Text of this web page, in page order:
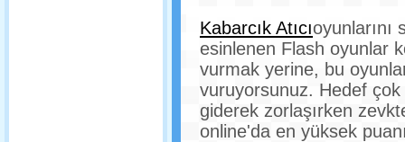
Kabarcık Atıcıoyunlarını
esinlenen Flash oyunlar
vurmak yerine, bu
vuruyorsunuz. Hedef
giderek zorlaşırken
online'da en yüksek